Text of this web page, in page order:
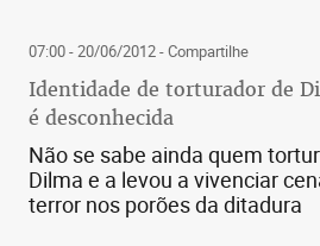
07:00 - 20/06/2012- Compartilhe
Identidade de torturador de
é desconhecida
Não se sabe ainda quem
Dilma e a levou a vivenciar
terror nos porões da ditadura